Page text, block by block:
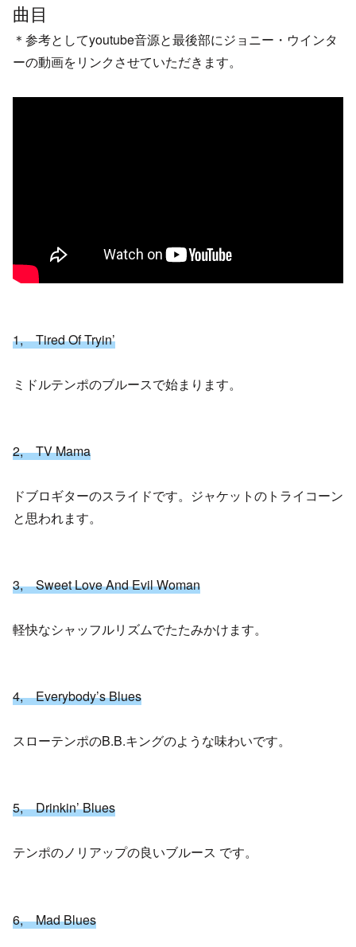
曲目
＊参考としてyoutube音源と最後部にジョニー・ウインタ
ーの動画をリンクさせていただきます。
1, Tired Of Tryin’
ミドルテンポのブルースで始まります。
2, TV Mama
ドブロギターのスライドです。ジャケットのトライコーン
と思われます。
3, Sweet Love And Evil Woman
軽快なシャッフルリズムでたたみかけます。
4, Everybody’s Blues
スローテンポのB.B.キングのような味わいです。
5, Drinkin’ Blues
テンポのノリアップの良いブルース です。
6, Mad Blues